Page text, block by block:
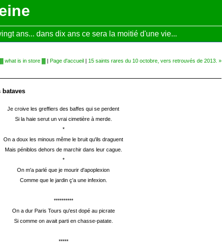
ans... dans dix ans ce sera la moitié d'une vie...
what is in store ▓ | Page d'accueil| 15 saints rares du 10 octobre, vers retrouvés de 2013. »
bataves
Je croive les greffiers des baffes qui se perdent
Si la haie serut un vrai cimetière à merde.
*
On a doux les minous même le bruit qu'ils draguent
Mais péniblos dehors de marchir dans leur cague.
*
On m'a parlé que je mourir d'apoplexion
Comme que le jardin ç'a une infexion.
**********
On a dur Paris Tours qu'est dopé au picrate
Si comme on avait parti en chasse-patate.
*****